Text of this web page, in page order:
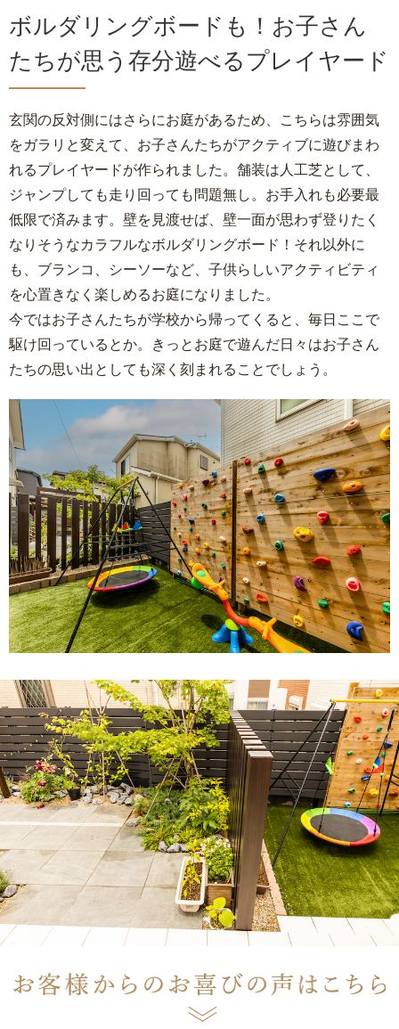
ボルダリングボードも！お子さん
たちが思う存分遊べるプレイヤード
玄関の反対側にはさらにお庭があるため、こちらは雰囲気
をガラリと変えて、お子さんたちがアクティブに遊びまわ
れるプレイヤードが作られました。舗装は人工芝として、
ジャンプしても走り回っても問題無し。お手入れも必要最
低限で済みます。壁を見渡せば、壁一面が思わず登りたく
なりそうなカラフルなボルダリングボード！それ以外に
も、ブランコ、シーソーなど、子供らしいアクティビティ
を心置きなく楽しめるお庭になりました。
今ではお子さんたちが学校から帰ってくると、毎日ここで
駆け回っているとか。きっとお庭で遊んだ日々はお子さん
たちの思い出としても深く刻まれることでしょう。